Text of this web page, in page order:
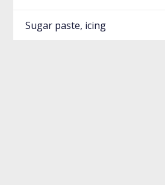
Sugar paste, icing